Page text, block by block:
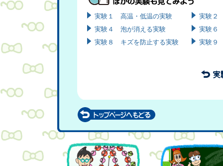
実験１ 高温・低温の実験
実験２
実験４ 泡が消える実験
実験６
実験８ キズを防止する実験
実験９